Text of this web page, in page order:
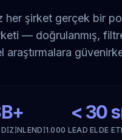
her şirket gerçek bir
— doğrulanmış,
araştırmalara
DIZINLENDI
< 30
1.000 LEAD ELDE